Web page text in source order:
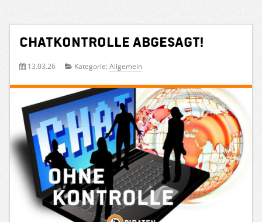
Chatkontrolle abgesagt!
13.03.26 Kategorie: Allgemein